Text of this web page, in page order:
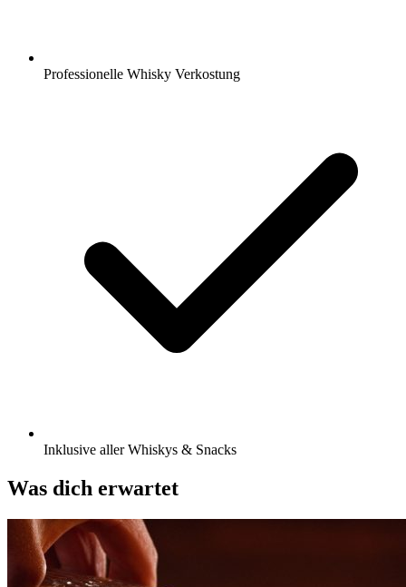
Professionelle Whisky Verkostung
Inklusive aller Whiskys & Snacks
Was dich erwartet